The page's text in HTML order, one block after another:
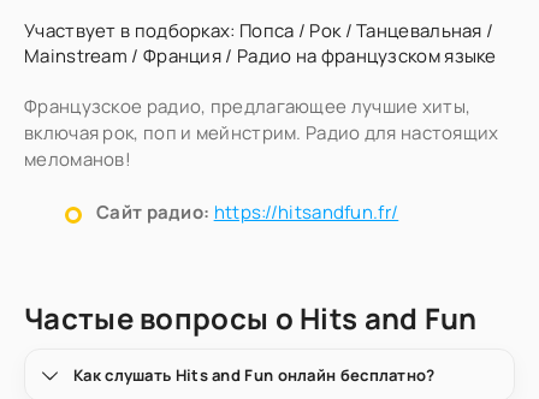
Участвует в подборках: Попса / Рок/Танцевальная /
Mainstream / Франция/ Радио на французском языке
Французское радио, предлагающее лучшие хиты,
включая рок, поп и мейнстрим. Радио для настоящих
меломанов!
Сайт радио: https://hitsandfun.fr/
Частые вопросы о Hits and Fun
Как слушать Hits and Fun онлайн бесплатно?